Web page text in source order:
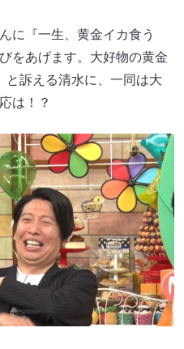
に『一生、黄金イカ食う
をあげます。大好物の黄金
と訴える清水に、一同は大
は！？